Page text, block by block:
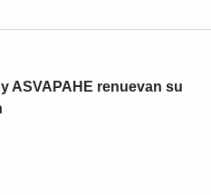
ASVAPAHE renuevan su